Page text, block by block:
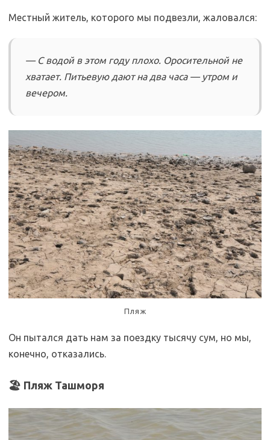
Местный житель, которого мы подвезли, жаловался:
— С водой в этом году плохо. Оросительной не
хватает. Питьевую дают на два часа — утром и
вечером.
Пляж
Он пытался дать нам за поездку тысячу сум, но мы,
конечно, отказались.
🏖️ Пляж Ташморя